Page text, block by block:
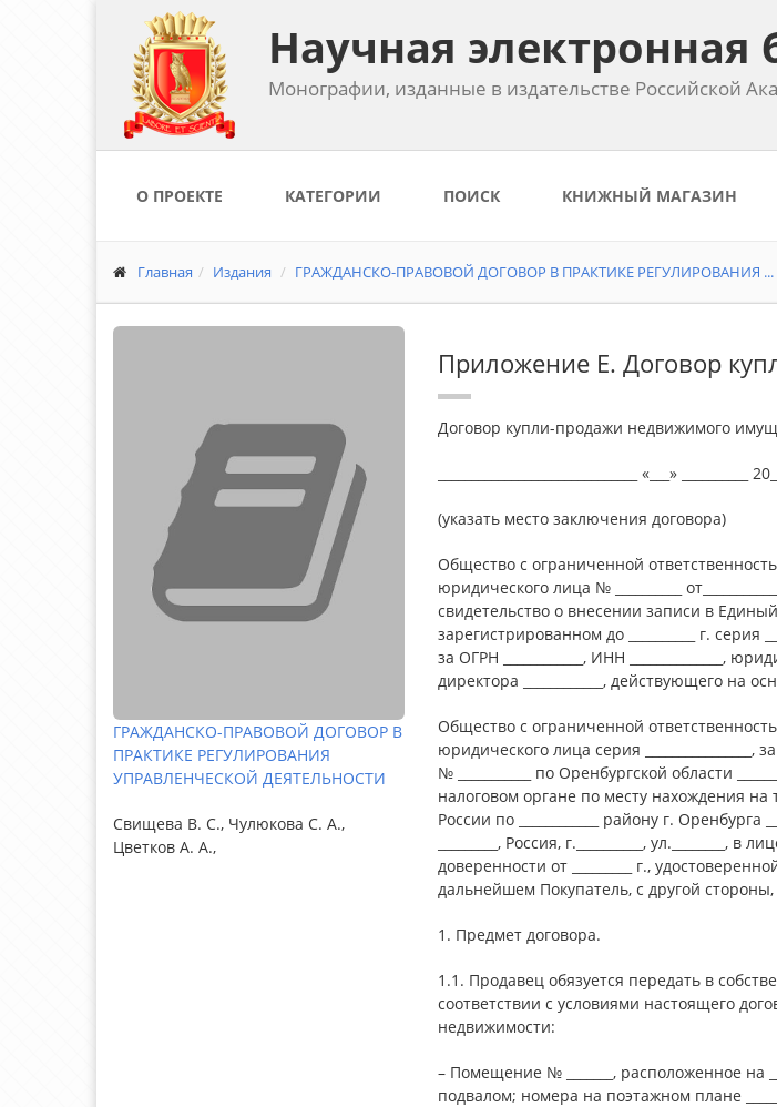
Научная электронная
Монографии, изданные в издательстве Российской
О ПРОЕКТЕ КАТЕГОРИИ ПОИСК КНИЖНЫЙ МАГАЗИН
Главная Издания ГРАЖДАНСКО-ПРАВОВОЙ ДОГОВОР В ПРАКТИКЕ РЕГУЛИРОВАНИЯ ...
ГРАЖДАНСКО-ПРАВОВОЙ ДОГОВОР В
ПРАКТИКЕ РЕГУЛИРОВАНИЯ
УПРАВЛЕНЧЕСКОЙ ДЕЯТЕЛЬНОСТИ
Свищева В. С., Чулюкова С. А.,
Цветков А. А.,
Приложение Е. Договор
Договор купли-продажи недвижимого
______________________________ «___» __________
(указать место заключения договора)
Общество с ограниченной
юридического лица № __________
свидетельство о внесении записи в
зарегистрированном до __________ г. серия
за ОГРН ____________, ИНН ______________,
директора ____________, действующего
Общество с ограниченной
юридического лица серия
№ ___________ по Оренбургской области
налоговом органе по месту нахождения на
России по ____________ району г. Оренбурга
_________, Россия, г.__________,
доверенности от _________ г.,
дальнейшем Покупатель, с другой
1. Предмет договора.
1.1. Продавец обязуется передать в
соответствии с условиями настоящего
недвижимости:
– Помещение № _______, расположенное на
подвалом; номера на поэтажном плане